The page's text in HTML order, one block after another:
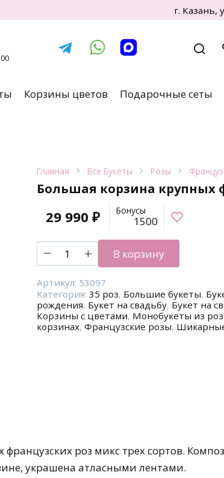
г. Казань,
Корзины цветов Подарочные сеты
Главная Все Букеты Розы
Большая корзина крупных
29 990 ₽ Бонусы
1500
Количество
товара
корзина
крупных
французских
роз
В корзину
Артикул: 53097
Категория: 35 роз, Большие букеты,
рождения, Букет на свадьбу, Букет на
Корзины с цветами, Монобукеты из роз
корзинах, Французские розы,
роз микс трех сортов.
украшена атласными лентами.